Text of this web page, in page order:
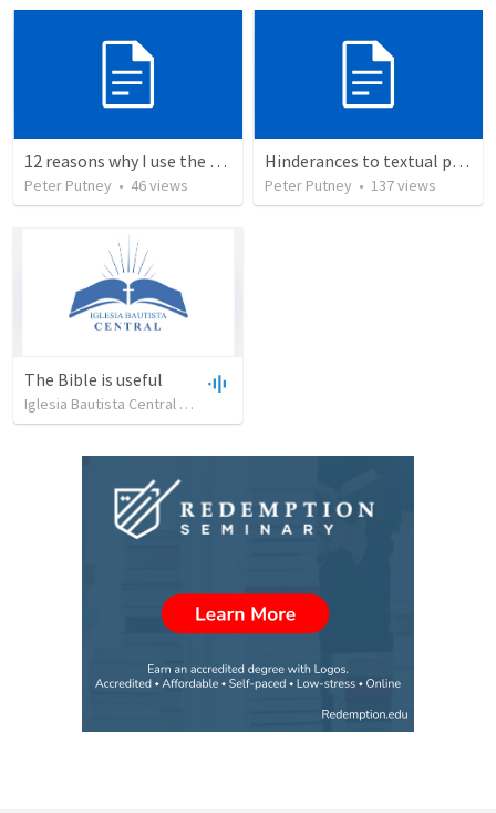
12 reasons why I use the RVG Spanish Bible
Peter Putney • 46views
Hinderances to textual purity in the Spanish Bible
Peter Putney • 137views
The Bible is useful
Iglesia Bautista Central Ocala